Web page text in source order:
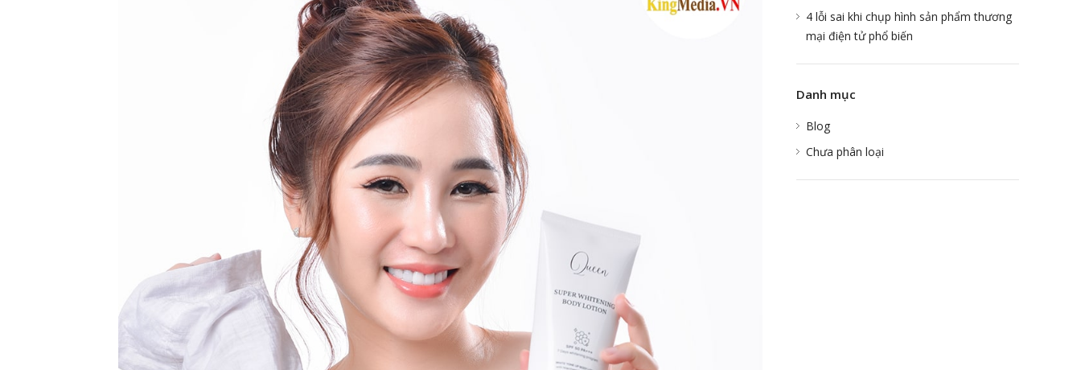
4 lỗi sai khi chụp hình sản phẩm thương
mại điện tử phổ biến
Danh mục
Blog
Chưa phân loại